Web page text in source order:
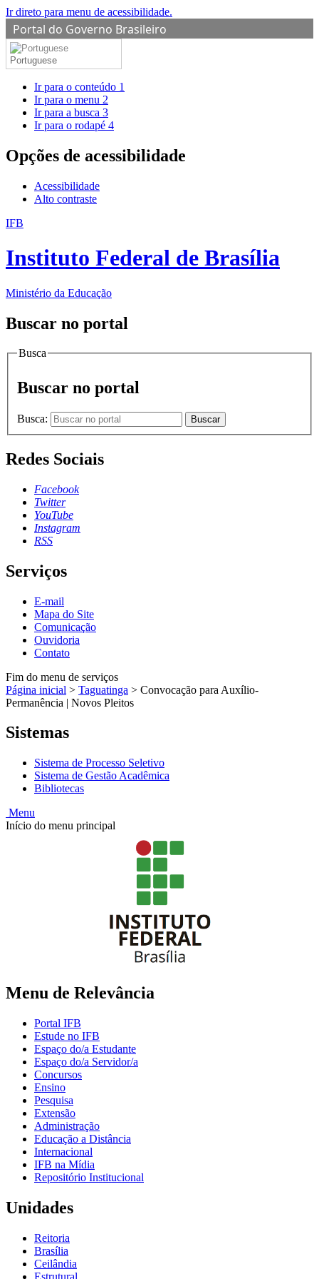
Ir direto para menu de acessibilidade.
Portal do Governo Brasileiro
Portuguese
Ir para o conteúdo 1
Ir para o menu 2
Ir para a busca 3
Ir para o rodapé 4
Opções de acessibilidade
Acessibilidade
Alto contraste
IFB
Instituto Federal de Brasília
Ministério da Educação
Buscar no portal
Busca
Buscar no portal
Busca: Buscar
Redes Sociais
Facebook
Twitter
YouTube
Instagram
RSS
Serviços
E-mail
Mapa do Site
Comunicação
Ouvidoria
Contato
Fim do menu de serviços
Página inicial > Taguatinga > Convocação para Auxílio-
Permanência | Novos Pleitos
Sistemas
Sistema de Processo Seletivo
Sistema de Gestão Acadêmica
Bibliotecas
Menu
Início do menu principal
Menu de Relevância
Portal IFB
Estude no IFB
Espaço do/a Estudante
Espaço do/a Servidor/a
Concursos
Ensino
Pesquisa
Extensão
Administração
Educação a Distância
Internacional
IFB na Mídia
Repositório Institucional
Unidades
Reitoria
Brasília
Ceilândia
Estrutural